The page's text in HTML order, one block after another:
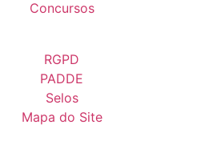
Concursos
RGPD
PADDE
Selos
Mapa do Site